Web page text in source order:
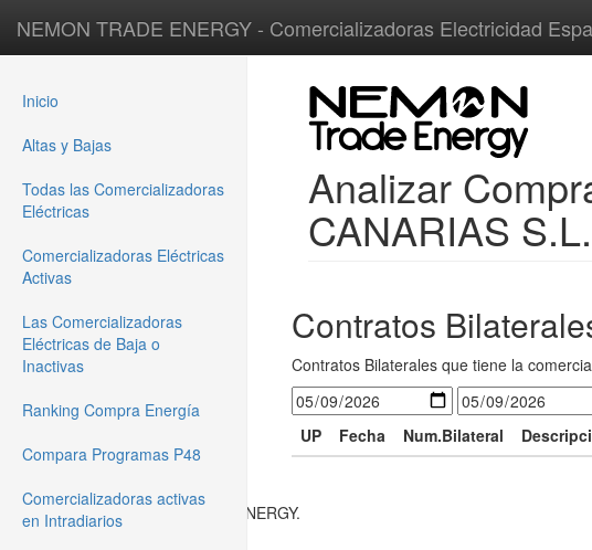
NEMON TRADE ENERGY - Comercializadoras Electricidad
Inicio
Altas y Bajas
Todas las Comercializadoras
Eléctricas
Comercializadoras Eléctricas
Activas
Las Comercializadoras
Eléctricas de Baja o
Inactivas
Ranking Compra Energía
Compara Programas P48
Comercializadoras activas
en Intradiarios
Analizar
CANARIAS S.L.
Contratos
Contratos Bilaterales que tiene la
UP
Fecha Num.Bilateral
Developed by NEMON TRADE ENERGY.